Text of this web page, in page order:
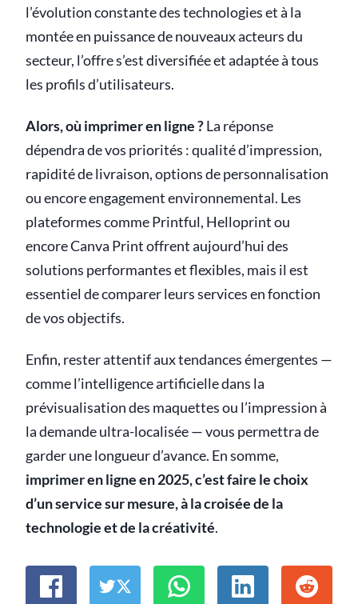
l’évolution constante des technologies et à la
montée en puissance de nouveaux acteurs du
secteur, l’offre s’est diversifiée et adaptée à tous
les profils d’utilisateurs.
Alors, où imprimer en ligne ?La réponse
dépendra de vos priorités : qualité d’impression,
rapidité de livraison, options de personnalisation
ou encore engagement environnemental. Les
plateformes comme Printful, Helloprint ou
encore Canva Print offrent aujourd’hui des
solutions performantes et flexibles, mais il est
essentiel de comparer leurs services en fonction
de vos objectifs.
Enfin, rester attentif aux tendances émergentes —
comme l’intelligence artificielle dans la
prévisualisation des maquettes ou l’impression à
la demande ultra-localisée — vous permettra de
garder une longueur d’avance. En somme,
imprimer en ligne en 2025, c’est faire le choix
d’un service sur mesure, à la croisée de la
technologie et de la créativité.